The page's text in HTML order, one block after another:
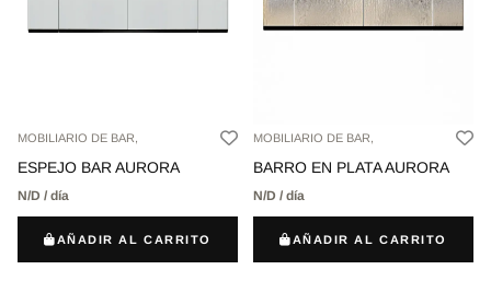
MOBILIARIO DE BAR,
ESPEJO BAR AURORA
N/D / día
AÑADIR AL CARRITO
MOBILIARIO DE BAR,
BARRO EN PLATA AURORA
N/D / día
AÑADIR AL CARRITO